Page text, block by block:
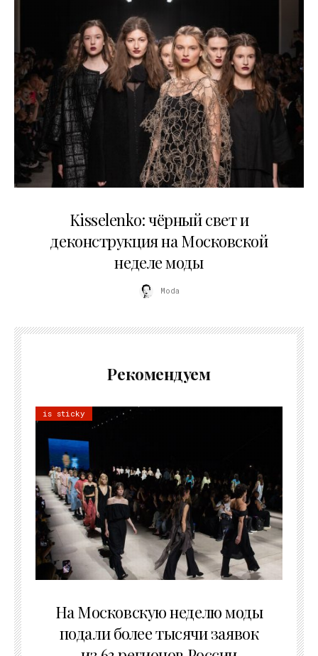
Kisselenko: чёрный свет и
деконструкция на Московской
неделе моды
Moda
Рекомендуем
is sticky
На Московскую неделю моды
подали более тысячи заявок